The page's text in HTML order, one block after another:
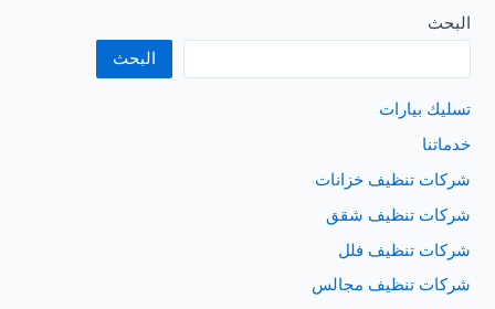
بالمخواه
البحث
البحث
تسليك بيارات
خدماتنا
شركات تنظيف خزانات
شركات تنظيف شقق
شركات تنظيف فلل
شركات تنظيف مجالس